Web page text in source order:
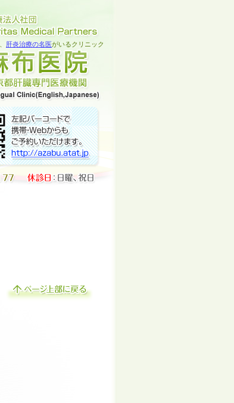
肝炎治療の名医がいるクリニック